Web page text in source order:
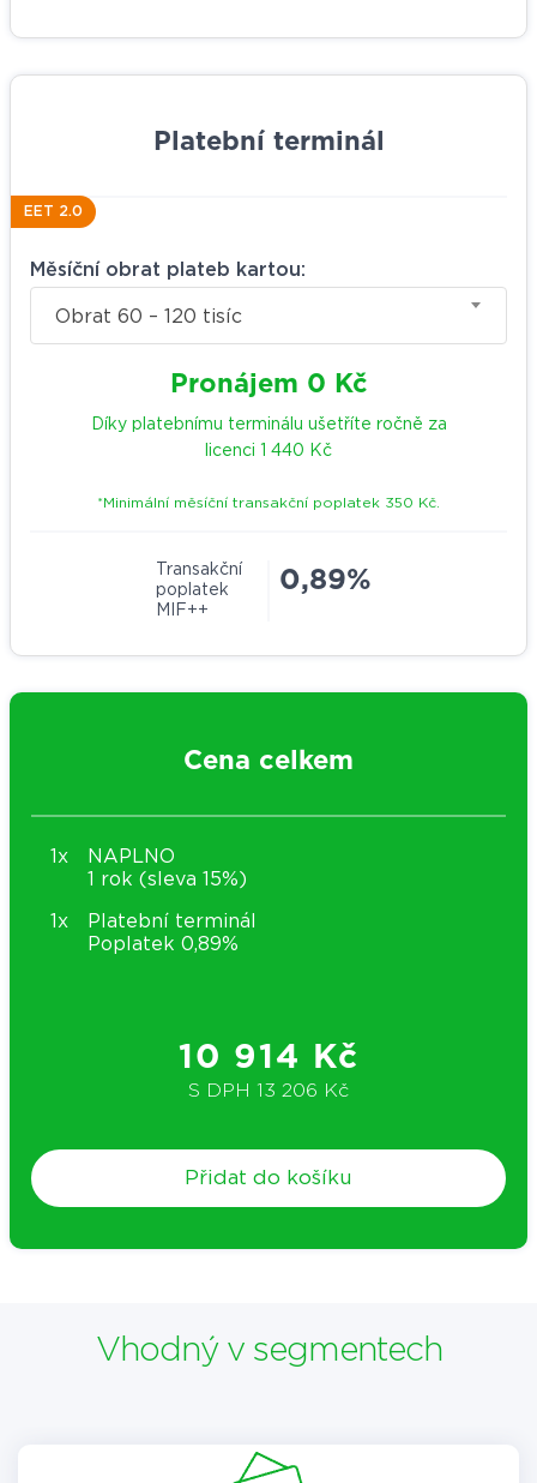
Platební terminál
EET 2.0
Měsíční obrat plateb kartou:
Obrat 60 – 120 tisíc
Pronájem 0 Kč
Díky platebnímu terminálu ušetříte ročně za
licenci
1 440 Kč
*Minimální měsíční transakční poplatek 350 Kč.
Transakční
poplatek
MIF++
0,89%
Cena celkem
1x
NAPLNO
1 rok (sleva 15%)
1x
Platební terminál
Poplatek 0,89%
10 914 Kč
S DPH 13 206 Kč
Přidat do košíku
Vhodný v segmentech​